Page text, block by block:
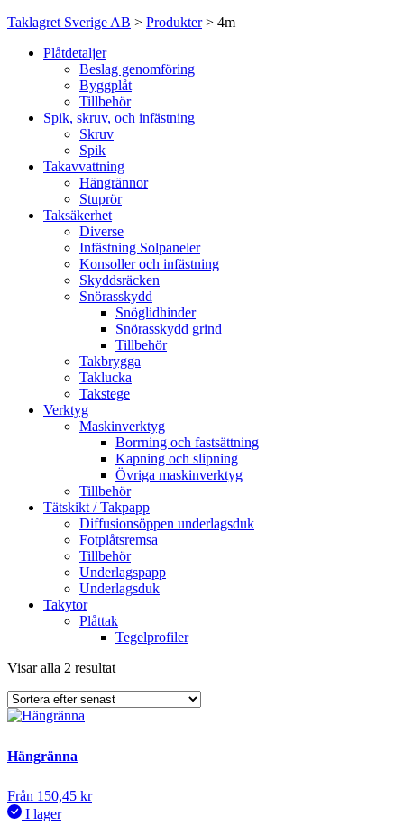
Taklagret Sverige AB > Produkter> 4m
Plåtdetaljer
Beslag genomföring
Byggplåt
Tillbehör
Spik, skruv, och infästning
Skruv
Spik
Takavvattning
Hängrännor
Stuprör
Taksäkerhet
Diverse
Infästning Solpaneler
Konsoller och infästning
Skyddsräcken
Snörasskydd
Snöglidhinder
Snörasskydd grind
Tillbehör
Takbrygga
Taklucka
Takstege
Verktyg
Maskinverktyg
Borrning och fastsättning
Kapning och slipning
Övriga maskinverktyg
Tillbehör
Tätskikt / Takpapp
Diffusionsöppen underlagsduk
Fotplåtsremsa
Tillbehör
Underlagspapp
Underlagsduk
Takytor
Plåttak
Tegelprofiler
Visar alla 2 resultatSortera
senaste
Hängränna
Från 150,45 kr
I lager